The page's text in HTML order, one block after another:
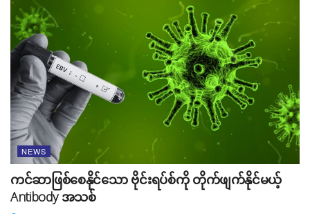
NEWS
ကင်ဆာဖြစ်စေနိုင်သော ဗိုင်းရပ်စ်ကို တိုက်ဖျက်နိုင်မယ့်
Antibody အသစ်